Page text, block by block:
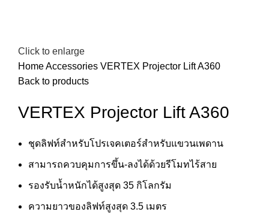
Click to enlarge
HomeAccessories VERTEX Projector Lift A360
Back to products
VERTEX Projector Lift A360
ชุดลิฟท์สำหรับโปรเจคเตอร์สำหรับแขวนเพดาน
สามารถควบคุมการขึ้น-ลงได้ด้วยรีโมทไร้สาย
รองรับน้ำหนักได้สูงสุด 35 กิโลกรัม
ความยาวของลิฟท์สูงสุด 3.5 เมตร